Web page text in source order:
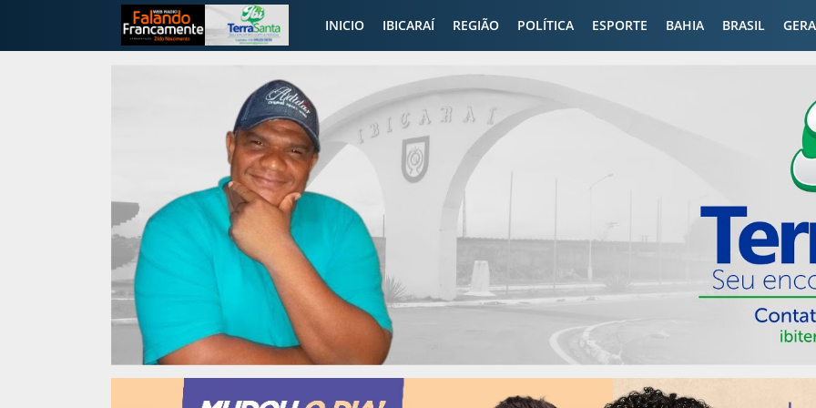
INICIO IBICARAÍ REGIÃO POLÍTICA ESPORTE BAHIA BRASIL